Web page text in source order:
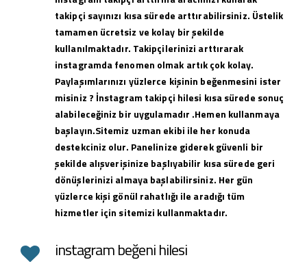
takipçi sayınızı kısa sürede arttırabilirsiniz. Üstelik
tamamen ücretsiz ve kolay bir şekilde
kullanılmaktadır. Takipçilerinizi arttırarak
instagramda fenomen olmak artık çok kolay.
Paylaşımlarınızı yüzlerce kişinin beğenmesini ister
misiniz ? İnstagram takipçi hilesi kısa sürede sonuç
alabileceğiniz bir uygulamadır .Hemen kullanmaya
başlayın.Sitemiz uzman ekibi ile her konuda
destekciniz olur. Panelinize giderek güvenli bir
şekilde alışverişinize başlıyabilir kısa sürede geri
dönüşlerinizi almaya başlabilirsiniz. Her gün
yüzlerce kişi gönül rahatlığı ile aradığı tüm
hizmetler için sitemizi kullanmaktadır.
instagram beğeni hilesi